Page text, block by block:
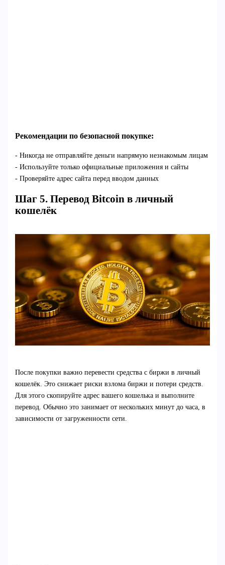
Рекомендации по безопасной покупке:
- Никогда не отправляйте деньги напрямую незнакомым лицам
- Используйте только официальные приложения и сайты
- Проверяйте адрес сайта перед вводом данных
Шаг 5. Перевод Bitcoin в личный
кошелёк
После покупки важно перевести средства с биржи в личный
кошелёк. Это снижает риски взлома биржи и потери средств.
Для этого скопируйте адрес вашего кошелька и выполните
перевод. Обычно это занимает от нескольких минут до часа, в
зависимости от загруженности сети.